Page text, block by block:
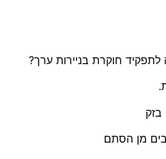
חוקרת בניירות ערך?
מן הסתם